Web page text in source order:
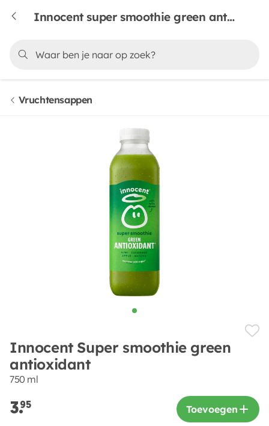
Innocent super smoothie green antioxidant
Vruchtensappen
Innocent Super smoothie green
antioxidant
750 ml
3.95 Toevoegen